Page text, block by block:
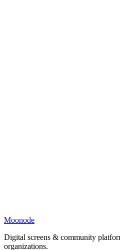
Moonode
Digital screens & community
organizations.